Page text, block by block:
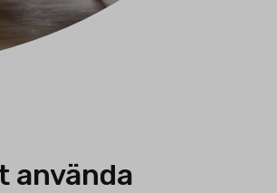
använda